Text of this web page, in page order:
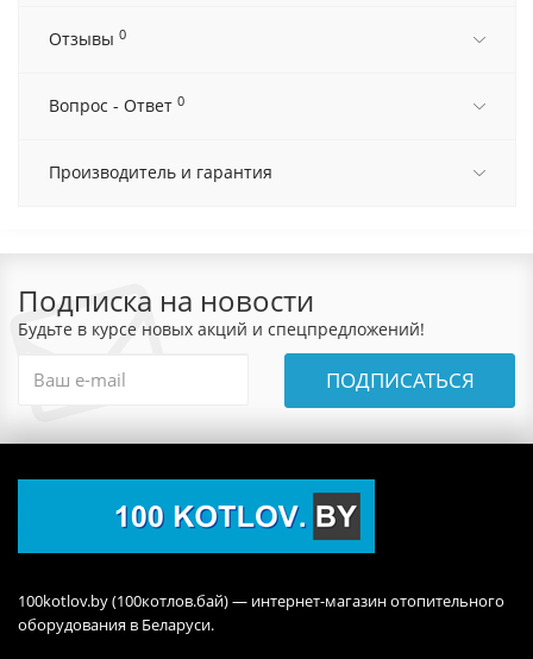
Отзывы 0
Вопрос - Ответ 0
Производитель и гарантия
Подписка на новости
Будьте в курсе новых акций и спецпредложений!
ПОДПИСАТЬСЯ
100kotlov.by (100котлов.бай) — интернет-магазин отопительного
оборудования в Беларуси.